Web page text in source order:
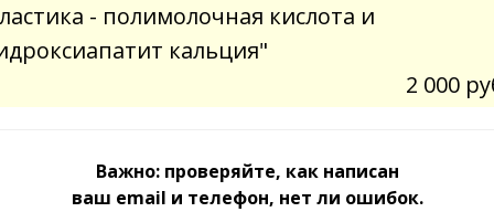
- полимолочная кислота и
кальция"
2 000
Важно: проверяйте, как написан
ваш email и телефон, нет ли ошибок.